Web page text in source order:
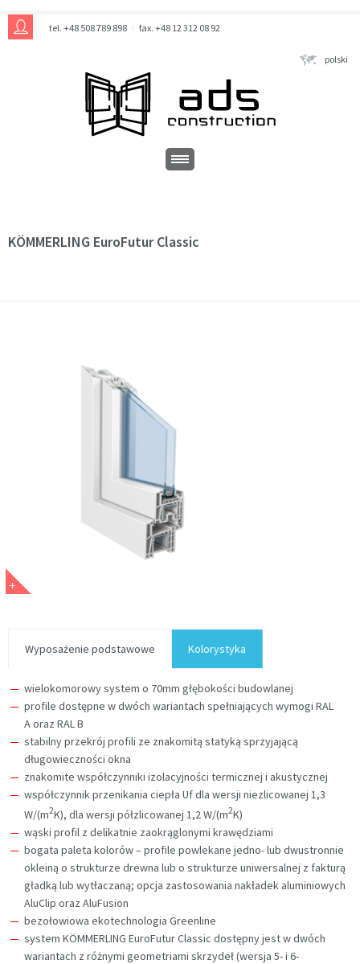
tel. +48 508 789 898 fax. +48 12 312 08 92
polski
KÖMMERLING EuroFutur Classic
Wyposażenie podstawowe Kolorystyka
wielokomorowy system o 70mm głębokości budowlanej
profile dostępne w dwóch wariantach spełniających wymogi RAL
A oraz RAL B
stabilny przekrój profili ze znakomitą statyką sprzyjającą
długowieczności okna
znakomite współczynniki izolacyjności termicznej i akustycznej
współczynnik przenikania ciepła Uf dla wersji niezlicowanej 1,3
W/(m2K), dla wersji półzlicowanej 1,2 W/(m2K)
wąski profil z delikatnie zaokrąglonymi krawędziami
bogata paleta kolorów – profile powlekane jedno- lub dwustronnie
okleiną o strukturze drewna lub o strukturze uniwersalnej z fakturą
gładką lub wytłaczaną; opcja zastosowania nakładek aluminiowych
AluClip oraz AluFusion
bezołowiowa ekotechnologia Greenline
system KÖMMERLING EuroFutur Classic dostępny jest w dwóch
wariantach z różnymi geometriami skrzydeł (wersja 5- i 6-